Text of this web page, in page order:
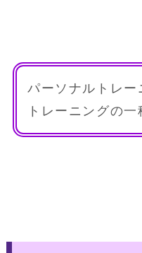
パーソナルトレー
トレーニングの一